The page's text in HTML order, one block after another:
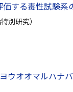
する毒性試験系
別研究）
ウオオマルハナ